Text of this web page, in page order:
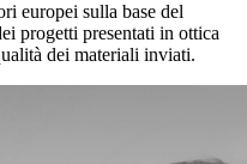
europei sulla base del
progetti presentati in ottica
dei materiali inviati.